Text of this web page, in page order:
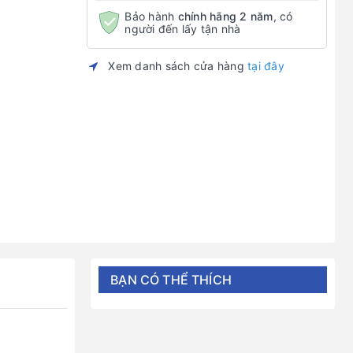
Bảo hành chính hãng 2 năm, có
người đến lấy tận nhà
Xem danh sách cửa hàng tại đây
BẠN CÓ THỂ THÍCH